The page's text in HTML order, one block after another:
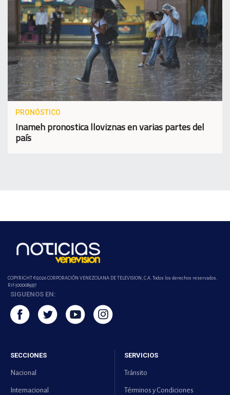
PRONÓSTICO
Inameh pronostica lloviznas en varias partes del
país
COPYRIGHT ©2026 CORPORACIÓN VENEZOLANA DE TELEVISION, C.A. Todos los derechos reservados.
Rif-j000089337
SIGUENOS EN:
SECCIONES
Nacional
Internacional
SERVICIOS
Tránsito
Términos y Condiciones